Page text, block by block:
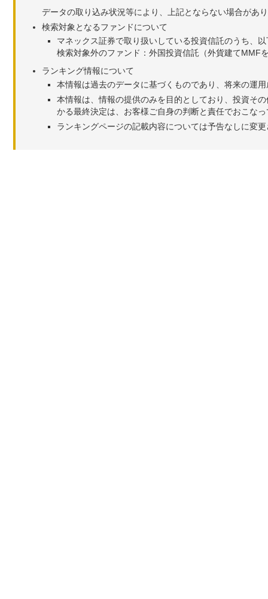
データの取り込み状況等により、上記とならない場合があ
検索対象となるファンドについて
マネックス証券で取り扱いしている投資信託のうち、
検索対象外のファンド：外国投資信託（外貨建てMMF
ランキング情報について
本情報は過去のデータに基づくものであり、将来の運
本情報は、情報の提供のみを目的としており、投資そ
かる最終決定は、お客様ご自身の判断と責任でおこな
ランキングページの記載内容については予告なしに変